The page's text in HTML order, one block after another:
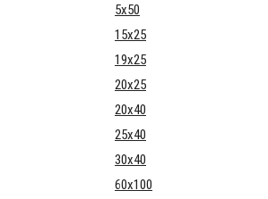
5x50
15x25
19x25
20x25
20x40
25x40
30x40
60x100